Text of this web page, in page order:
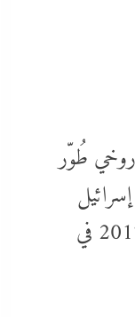
صاروخي طُوّر
والولايات المتحدة، ونُشِر عام 2017 في